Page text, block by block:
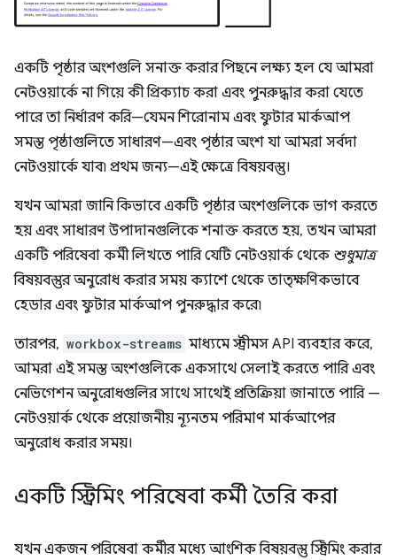
একটি পৃষ্ঠার অংশগুলি সনাক্ত করার পিছনে লক্ষ্য হল যে আমরা
নেটওয়ার্কে না গিয়ে কী প্রিক্যাচ করা এবং পুনরুদ্ধার করা যেতে
পারে তা নির্ধারণ করি—যেমন শিরোনাম এবং ফুটার মার্কআপ
সমস্ত পৃষ্ঠাগুলিতে সাধারণ—এবং পৃষ্ঠার অংশ যা আমরা সর্বদা
নেটওয়ার্কে যাব৷ প্রথম জন্য—এই ক্ষেত্রে বিষয়বস্তু।
যখন আমরা জানি কিভাবে একটি পৃষ্ঠার অংশগুলিকে ভাগ করতে
হয় এবং সাধারণ উপাদানগুলিকে শনাক্ত করতে হয়, তখন আমরা
একটি পরিষেবা কর্মী লিখতে পারি যেটি নেটওয়ার্ক থেকে শুধুমাত্র
বিষয়বস্তুর অনুরোধ করার সময় ক্যাশে থেকে তাত্ক্ষণিকভাবে
হেডার এবং ফুটার মার্কআপ পুনরুদ্ধার করে৷
তারপর, workbox-streams মাধ্যমে স্ট্রীমস API ব্যবহার করে,
আমরা এই সমস্ত অংশগুলিকে একসাথে সেলাই করতে পারি এবং
নেভিগেশন অনুরোধগুলির সাথে সাথেই প্রতিক্রিয়া জানাতে পারি —
নেটওয়ার্ক থেকে প্রয়োজনীয় ন্যূনতম পরিমাণ মার্কআপের
অনুরোধ করার সময়।
একটি স্ট্রিমিং পরিষেবা কর্মী তৈরি করা
যখন একজন পরিষেবা কর্মীর মধ্যে আংশিক বিষয়বস্তু স্ট্রিমিং করার